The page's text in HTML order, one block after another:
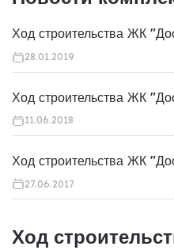
Ход строительства ЖК
28.01.2019
Ход строительства ЖК
11.06.2018
Ход строительства ЖК
27.06.2017
Ход